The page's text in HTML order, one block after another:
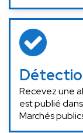
Recevez une
est publié
Marchés